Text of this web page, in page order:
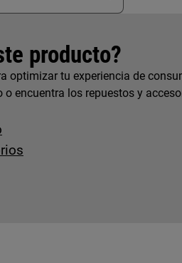
producto?
optimizar tu experiencia de
o encuentra los repuestos y